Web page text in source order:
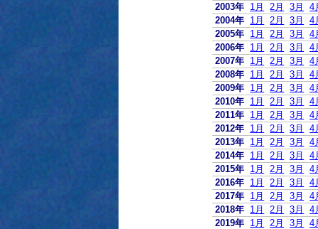
2003年 1月 2月 3月
4
2004年 1月 2月 3月
4
2005年 1月 2月 3月
4
2006年 1月 2月 3月
4
2007年 1月 2月 3月
4
2008年 1月 2月 3月
4
2009年 1月 2月 3月
4
2010年 1月 2月 3月
4
2011年 1月 2月 3月
4
2012年 1月 2月 3月
4
2013年 1月 2月 3月
4
2014年 1月 2月 3月
4
2015年 1月 2月 3月
4
2016年 1月 2月 3月
4
2017年 1月 2月 3月
4
2018年 1月 2月 3月
4
2019年 1月 2月 3月
4